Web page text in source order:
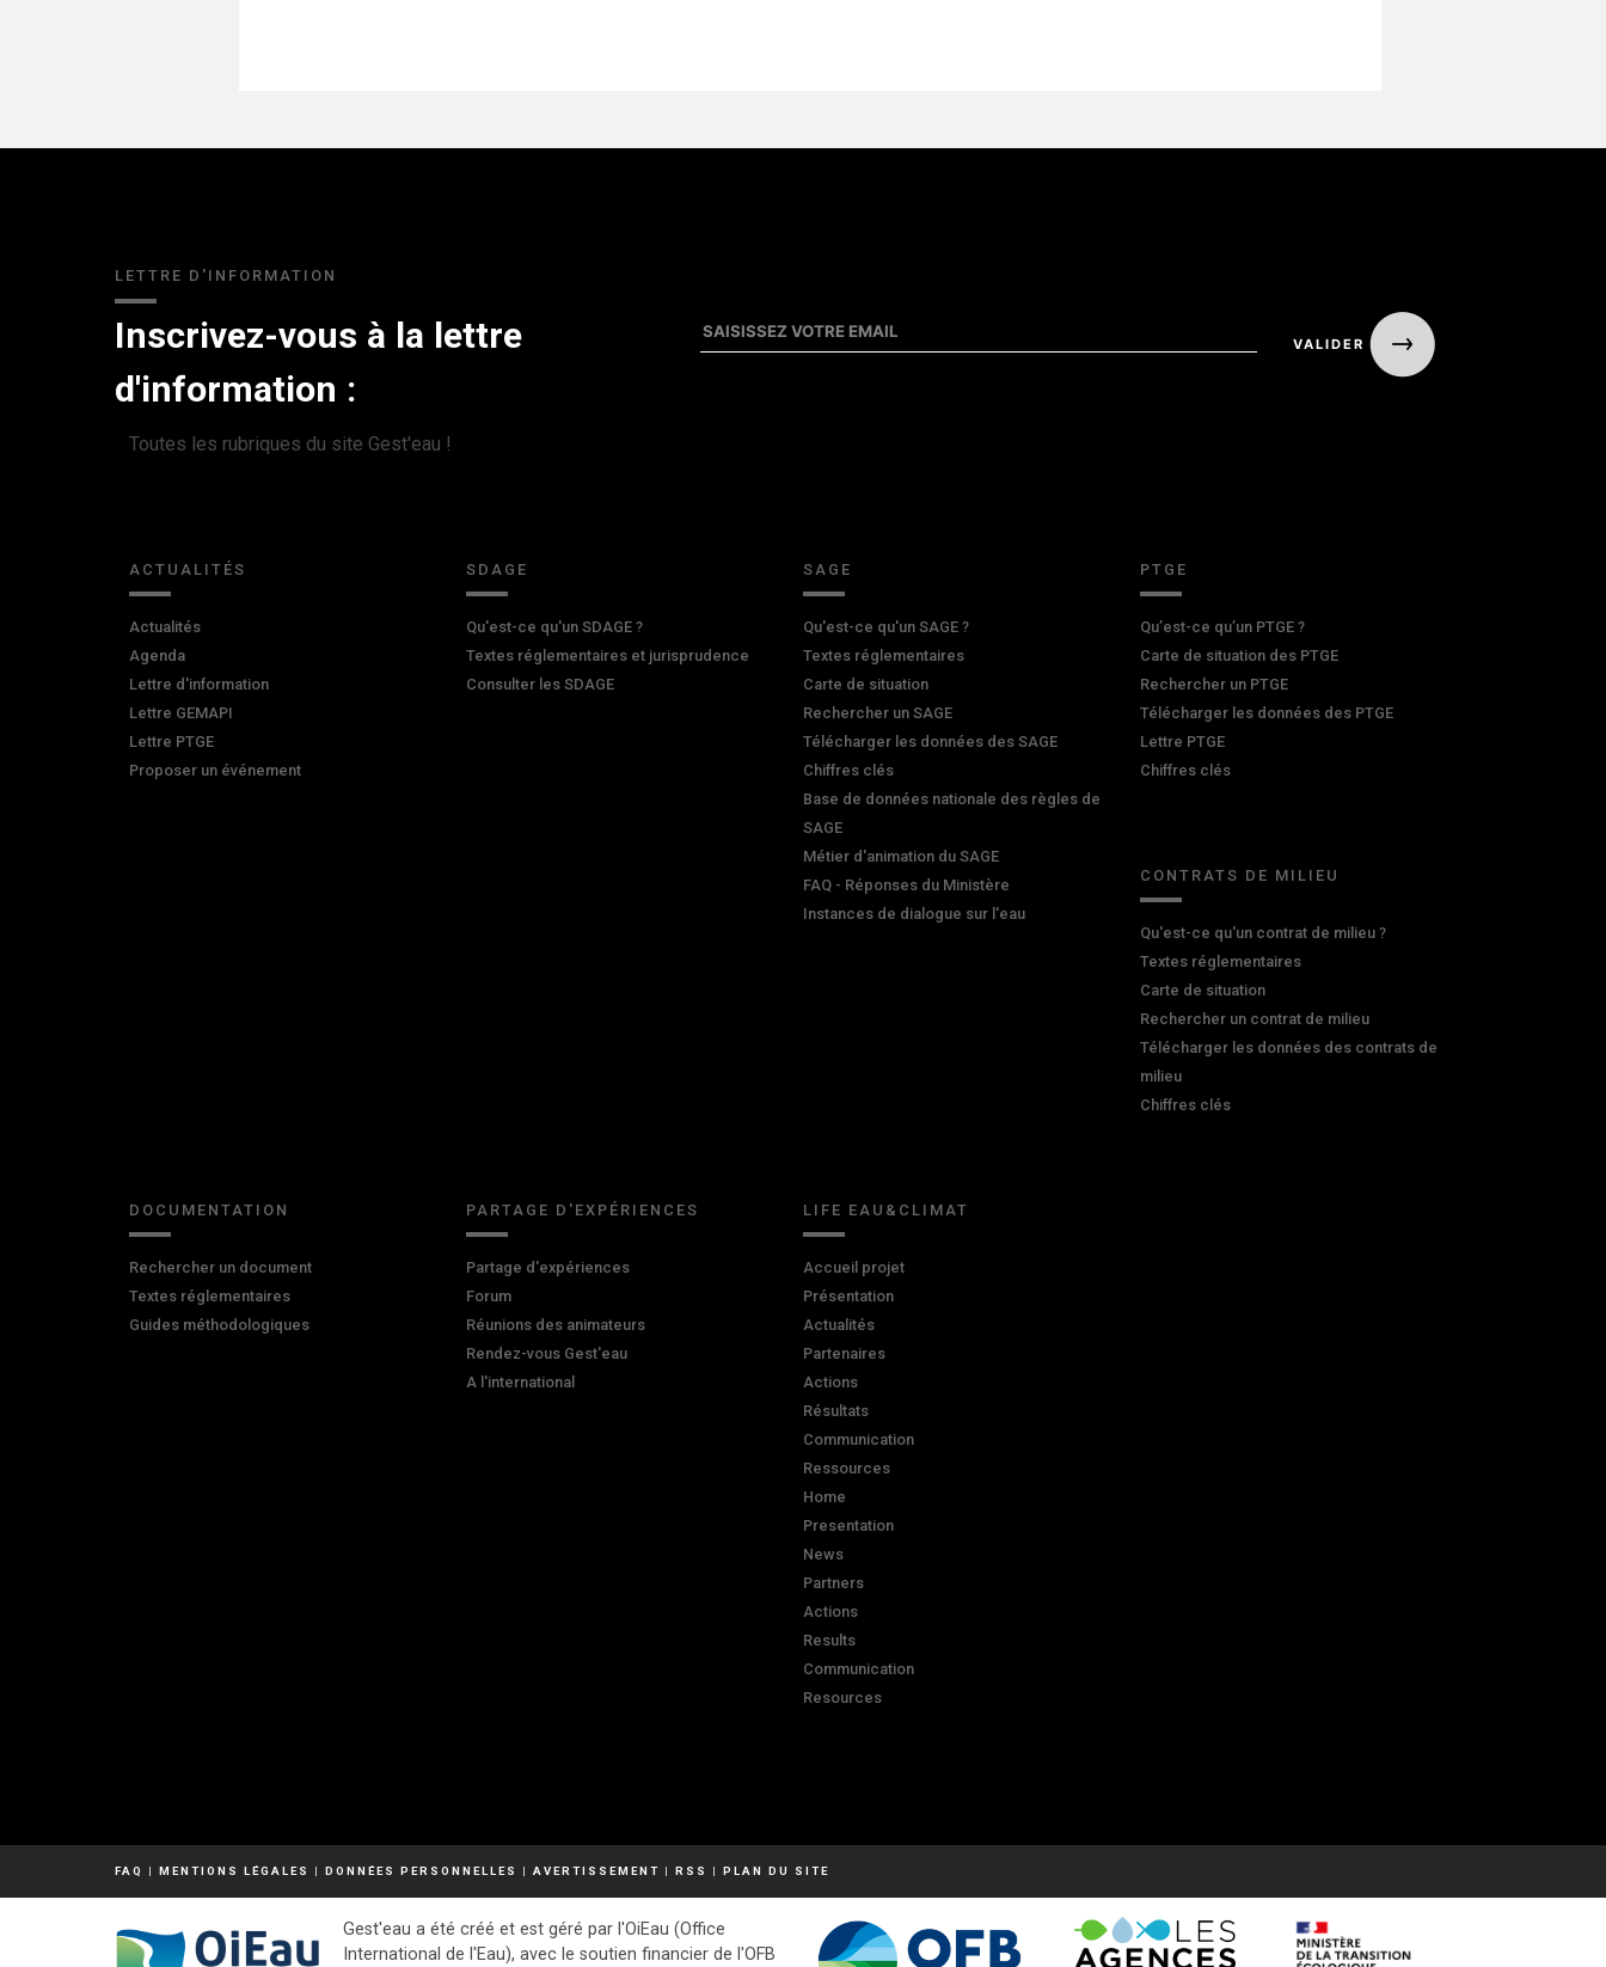
LETTRE D'INFORMATION
Inscrivez-vous à la lettre
d'information :
Toutes les rubriques du site Gest'eau !
ACTUALITÉS
Actualités
Agenda
Lettre d'information
Lettre GEMAPI
Lettre PTGE
Proposer un événement
SDAGE
Qu'est-ce qu'un SDAGE ?
Textes réglementaires et jurisprudence
Consulter les SDAGE
SAGE
Qu'est-ce qu'un SAGE ?
Textes réglementaires
Carte de situation
Rechercher un SAGE
Télécharger les données des SAGE
Chiffres clés
Base de données nationale des règles de
SAGE
Métier d'animation du SAGE
FAQ - Réponses du Ministère
Instances de dialogue sur l'eau
PTGE
Qu’est-ce qu’un PTGE ?
Carte de situation des PTGE
Rechercher un PTGE
Télécharger les données des PTGE
Lettre PTGE
Chiffres clés
CONTRATS DE MILIEU
Qu'est-ce qu'un contrat de milieu ?
Textes réglementaires
Carte de situation
Rechercher un contrat de milieu
Télécharger les données des contrats de
milieu
Chiffres clés
DOCUMENTATION
Rechercher un document
Textes réglementaires
Guides méthodologiques
PARTAGE D'EXPÉRIENCES
Partage d'expériences
Forum
Réunions des animateurs
Rendez-vous Gest'eau
A l'international
LIFE EAU&CLIMAT
Accueil projet
Présentation
Actualités
Partenaires
Actions
Résultats
Communication
Ressources
Home
Presentation
News
Partners
Actions
Results
Communication
Resources
FAQ | MENTIONS LÉGALES | DONNÉES PERSONNELLES | AVERTISSEMENT | RSS | PLAN DU SITE
Gest'eau a été créé et est géré par l'OiEau (Office
International de l'Eau), avec le soutien financier de l'OFB